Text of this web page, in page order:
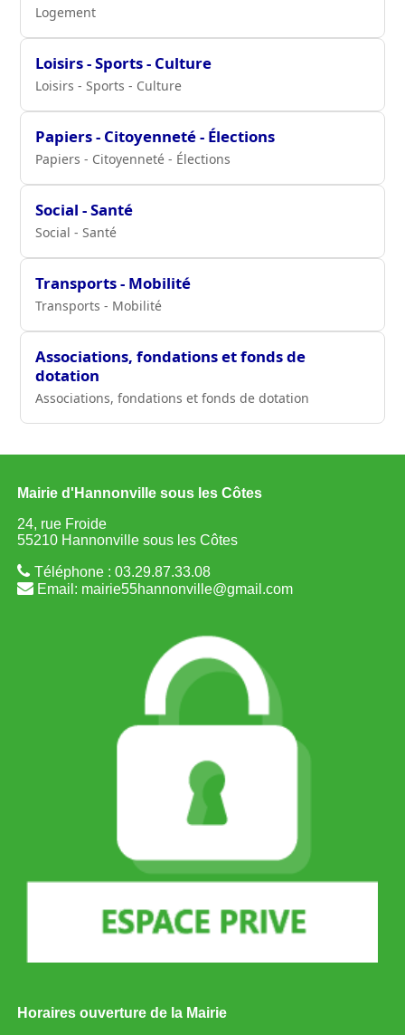
Logement
Loisirs - Sports - Culture
Loisirs - Sports - Culture
Papiers - Citoyenneté - Élections
Papiers - Citoyenneté - Élections
Social - Santé
Social - Santé
Transports - Mobilité
Transports - Mobilité
Associations, fondations et fonds de
dotation
Associations, fondations et fonds de dotation
Mairie d'Hannonville sous les Côtes
24, rue Froide
55210 Hannonville sous les Côtes
Téléphone : 03.29.87.33.08
Email: mairie55hannonville@gmail.com
Horaires ouverture de la Mairie